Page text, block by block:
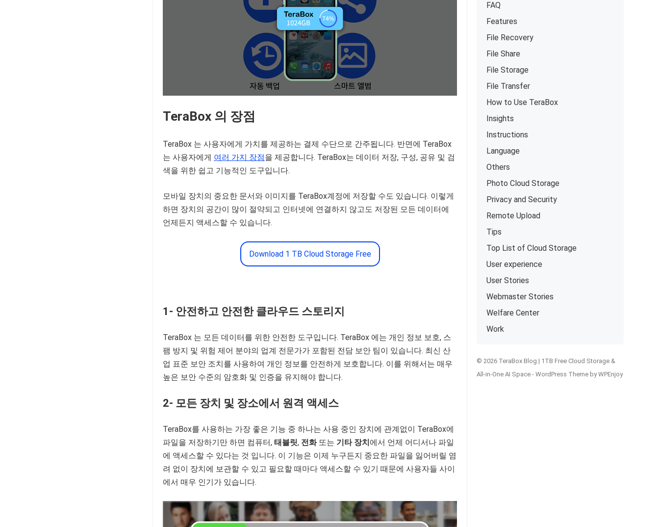
TeraBox 의 장점
TeraBox 는 사용자에게 가치를 제공하는 결제 수단으로 간주됩니다. 반면에 TeraBox
는 사용자에게 여러 가지 장점을 제공합니다. TeraBox는 데이터 저장, 구성, 공유 및 검
색을 위한 쉽고 기능적인 도구입니다.
모바일 장치의 중요한 문서와 이미지를 TeraBox계정에 저장할 수도 있습니다. 이렇게
하면 장치의 공간이 많이 절약되고 인터넷에 연결하지 않고도 저장된 모든 데이터에
언제든지 액세스할 수 있습니다.
Download 1 TB Cloud Storage Free
1- 안전하고 안전한 클라우드 스토리지
TeraBox 는 모든 데이터를 위한 안전한 도구입니다. TeraBox 에는 개인 정보 보호, 스
팸 방지 및 위험 제어 분야의 업계 전문가가 포함된 전담 보안 팀이 있습니다. 최신 산
업 표준 보안 조치를 사용하여 개인 정보를 안전하게 보호합니다. 이를 위해서는 매우
높은 보안 수준의 암호화 및 인증을 유지해야 합니다.
2- 모든 장치 및 장소에서 원격 액세스
TeraBox를 사용하는 가장 좋은 기능 중 하나는 사용 중인 장치에 관계없이 TeraBox에
파일을 저장하기만 하면 컴퓨터, 태블릿, 전화 또는 기타 장치에서 언제 어디서나 파일
에 액세스할 수 있다는 것 입니다. 이 기능은 이제 누구든지 중요한 파일을 잃어버릴 염
려 없이 장치에 보관할 수 있고 필요할 때마다 액세스할 수 있기 때문에 사용자들 사이
에서 매우 인기가 있습니다.
FAQ
Features
File Recovery
File Share
File Storage
File Transfer
How to Use TeraBox
Insights
Instructions
Language
Others
Photo Cloud Storage
Privacy and Security
Remote Upload
Tips
Top List of Cloud Storage
User experience
User Stories
Webmaster Stories
Welfare Center
Work
© 2026 TeraBox Blog | 1TB Free Cloud Storage &
All-in-One AI Space - WordPress Theme byWPEnjoy